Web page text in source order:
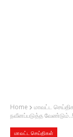
Home மாவட்ட
நவீனப்படுத்த வேண்டும்..!
மாவட்ட செய்திகள்